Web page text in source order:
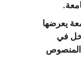
يعرضها
في